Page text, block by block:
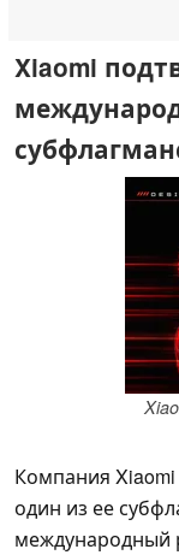
Xiaomi
Компания
один из ее
международный